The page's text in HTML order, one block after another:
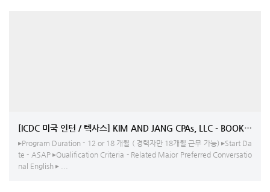
▸Program Duration - 12 or 18 개월 ( 경력자만 18개월 근무 가능) ▸Start Da
te - ASAP ▸Qualification Criteria - Related Major Preferred Conversatio
nal English ▸ ...